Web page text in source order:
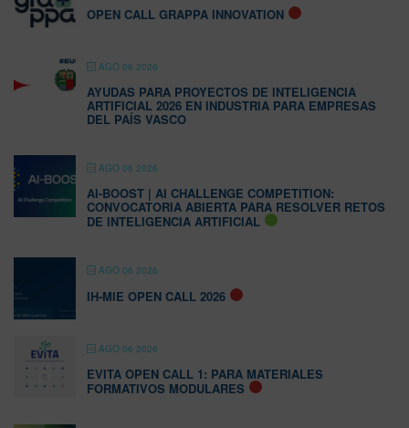
OPEN CALL GRAPPA INNOVATION
AGO 06 2026
AYUDAS PARA PROYECTOS DE INTELIGENCIA
ARTIFICIAL 2026 EN INDUSTRIA PARA EMPRESAS
DEL PAÍS VASCO
AGO 06 2026
AI-BOOST | AI CHALLENGE COMPETITION:
CONVOCATORIA ABIERTA PARA RESOLVER RETOS
DE INTELIGENCIA ARTIFICIAL
AGO 06 2026
IH-MIE OPEN CALL 2026
AGO 06 2026
EVITA OPEN CALL 1: PARA MATERIALES
FORMATIVOS MODULARES